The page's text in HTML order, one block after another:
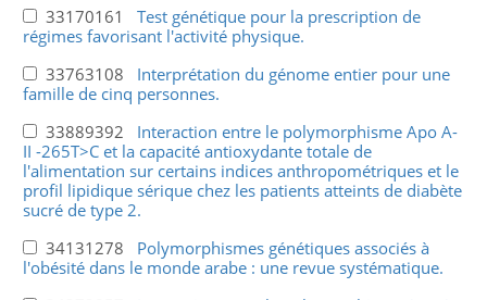
33170161 Test génétique pour la prescription de
régimes favorisant l'activité physique.
33763108 Interprétation du génome entier pour une
famille de cinq personnes.
33889392 Interaction entre le polymorphisme Apo A-
II -265T>C et la capacité antioxydante totale de
l'alimentation sur certains indices anthropométriques et le
profil lipidique sérique chez les patients atteints de diabète
sucré de type 2.
34131278 Polymorphismes génétiques associés à
l'obésité dans le monde arabe : une revue systématique.